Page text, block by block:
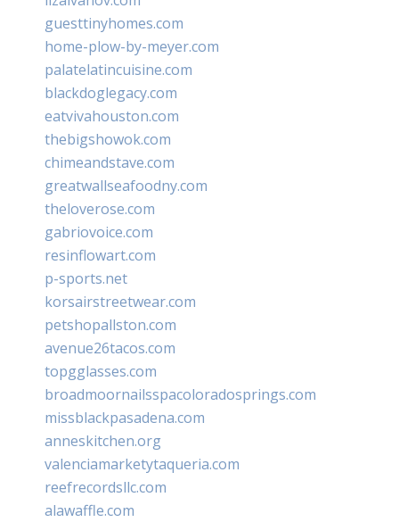
guesttinyhomes.com
home-plow-by-meyer.com
palatelatincuisine.com
blackdoglegacy.com
eatvivahouston.com
thebigshowok.com
chimeandstave.com
greatwallseafoodny.com
theloverose.com
gabriovoice.com
resinflowart.com
p-sports.net
korsairstreetwear.com
petshopallston.com
avenue26tacos.com
topgglasses.com
broadmoornailsspacoloradosprings.com
missblackpasadena.com
anneskitchen.org
valenciamarketytaqueria.com
reefrecordsllc.com
alawaffle.com